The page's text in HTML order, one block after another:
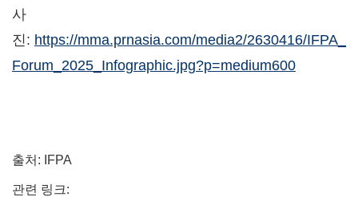
사
진: https://mma.prnasia.com/media2/2630416/IFPA_
Forum_2025_Infographic.jpg?p=medium600
출처: IFPA
관련 링크: